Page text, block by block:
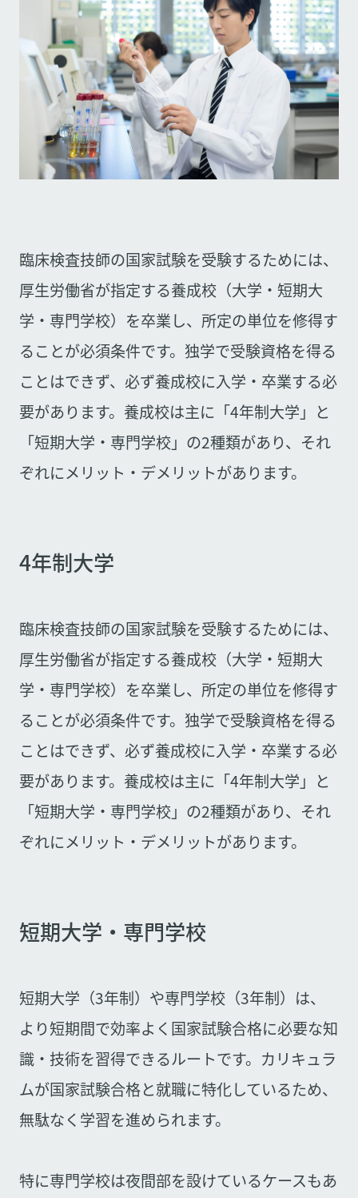
臨床検査技師の国家試験を受験するためには、
厚生労働省が指定する養成校（大学・短期大
学・専門学校）を卒業し、所定の単位を修得す
ることが必須条件です。独学で受験資格を得る
ことはできず、必ず養成校に入学・卒業する必
要があります。養成校は主に「4年制大学」と
「短期大学・専門学校」の2種類があり、それ
ぞれにメリット・デメリットがあります。
4年制大学
臨床検査技師の国家試験を受験するためには、
厚生労働省が指定する養成校（大学・短期大
学・専門学校）を卒業し、所定の単位を修得す
ることが必須条件です。独学で受験資格を得る
ことはできず、必ず養成校に入学・卒業する必
要があります。養成校は主に「4年制大学」と
「短期大学・専門学校」の2種類があり、それ
ぞれにメリット・デメリットがあります。
短期大学・専門学校
短期大学（3年制）や専門学校（3年制）は、
より短期間で効率よく国家試験合格に必要な知
識・技術を習得できるルートです。カリキュラ
ムが国家試験合格と就職に特化しているため、
無駄なく学習を進められます。
特に専門学校は夜間部を設けているケースもあ